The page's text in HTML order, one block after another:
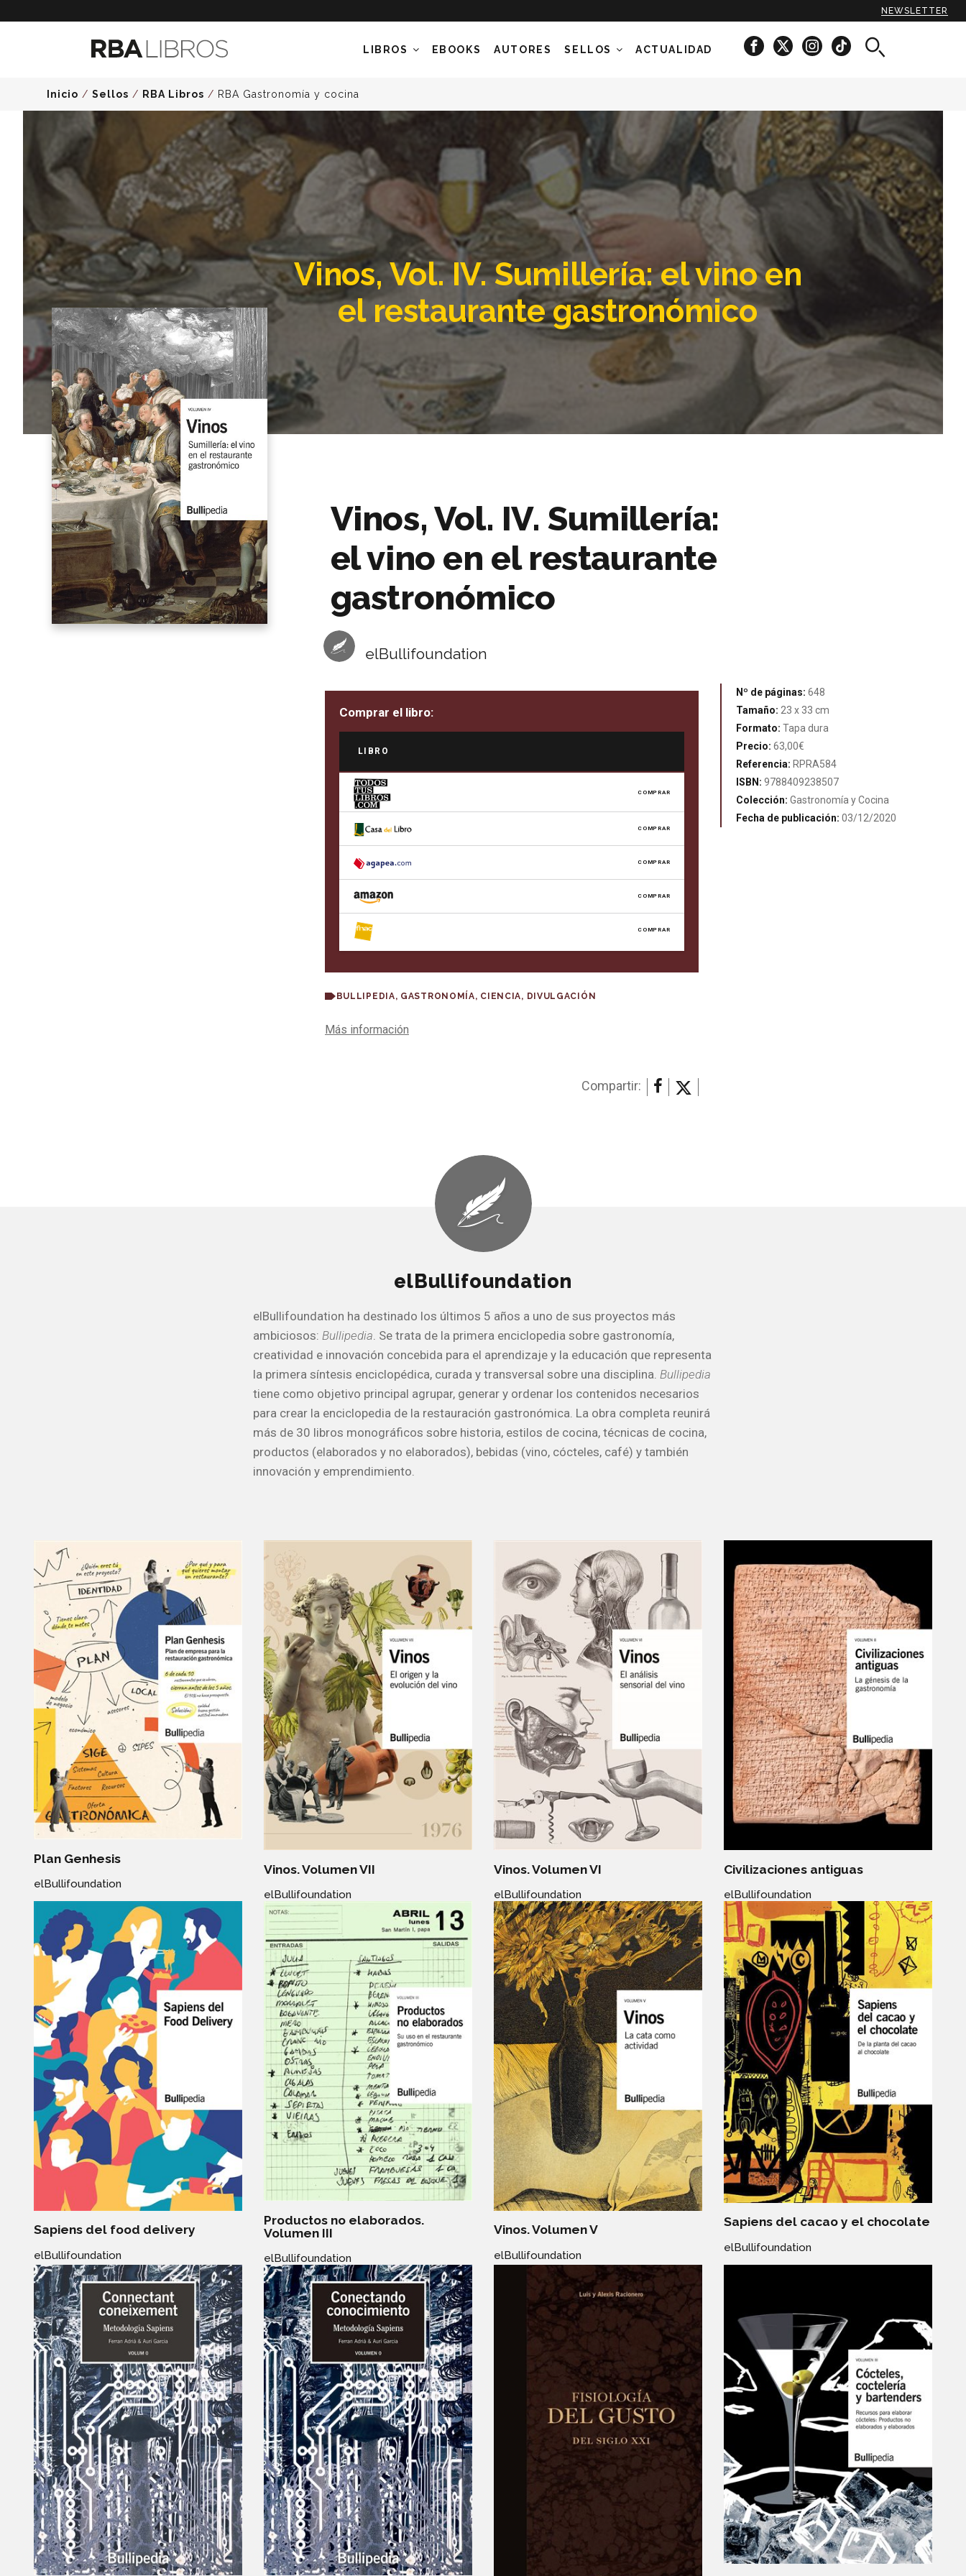
NEWSLETTER
LIBROS EBOOKS AUTORES SELLOS ACTUALIDAD
Inicio / Sellos / RBA Libros / RBA Gastronomía y cocina
Vinos, Vol. IV. Sumillería: el vino en
el restaurante gastronómico
Vinos, Vol. IV. Sumillería:
el vino en el restaurante
gastronómico
elBullifoundation
Comprar el libro:
LIBRO
COMPRAR
COMPRAR
COMPRAR
COMPRAR
COMPRAR
BULLIPEDIA, GASTRONOMÍA, CIENCIA, DIVULGACIÓN
Nº de páginas:648
Tamaño: 23 x 33 cm
Formato:Tapa dura
Precio:63,00€
Referencia: RPRA584
ISBN:9788409238507
Colección:Gastronomía y Cocina
Fecha de publicación:03/12/2020
Más información
Compartir:
elBullifoundation
elBullifoundation ha destinado los últimos 5 años a uno de sus proyectos más
ambiciosos: Bullipedia. Se trata de la primera enciclopedia sobre gastronomía,
creatividad e innovación concebida para el aprendizaje y la educación que representa
la primera síntesis enciclopédica, curada y transversal sobre una disciplina. Bullipedia
tiene como objetivo principal agrupar, generar y ordenar los contenidos necesarios
para crear la enciclopedia de la restauración gastronómica. La obra completa reunirá
más de 30 libros monográficos sobre historia, estilos de cocina, técnicas de cocina,
productos (elaborados y no elaborados), bebidas (vino, cócteles, café) y también
innovación y emprendimiento.
Plan Genhesis
elBullifoundation
Vinos. Volumen VII
elBullifoundation
Vinos. Volumen VI
elBullifoundation
Civilizaciones antiguas
elBullifoundation
Sapiens del food delivery
elBullifoundation
Productos no elaborados.
Volumen III
elBullifoundation
Vinos. Volumen V
elBullifoundation
Sapiens del cacao y el chocolate
elBullifoundation